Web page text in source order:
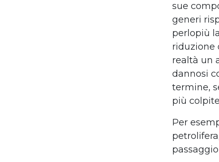
sue
generi
perlopiù
riduzione
realtà un
dannosi
termine,
più
Per